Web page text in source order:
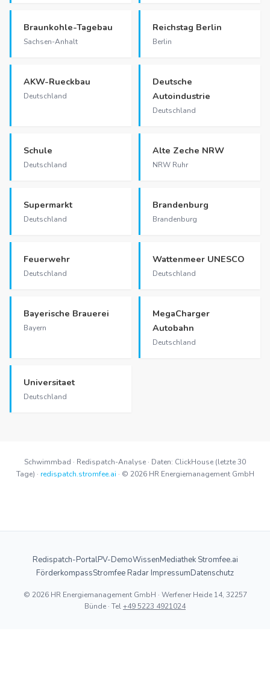
Braunkohle-Tagebau
Sachsen-Anhalt
Reichstag Berlin
Berlin
AKW-Rueckbau
Deutschland
Deutsche
Autoindustrie
Deutschland
Schule
Deutschland
Alte Zeche NRW
NRW Ruhr
Supermarkt
Deutschland
Brandenburg
Brandenburg
Feuerwehr
Deutschland
Wattenmeer UNESCO
Deutschland
Bayerische Brauerei
Bayern
MegaCharger
Autobahn
Deutschland
Universitaet
Deutschland
Schwimmbad · Redispatch-Analyse · Daten: ClickHouse (letzte 30
Tage) · redispatch.stromfee.ai · © 2026 HR Energiemanagement GmbH
Redispatch-PortalPV-DemoWissenMediathek· Stromfee.ai
FörderkompassStromfee Radar ImpressumDatenschutz
© 2026 HR Energiemanagement GmbH · Werfener Heide 14, 32257
Bünde · Tel+49 5223 4921024